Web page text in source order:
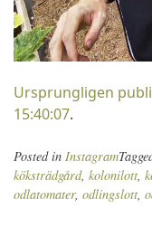
Ursprungligen
15:40:07.
Posted in Instagram
köksträdgård, kolonilott
odlatomater, odlingslott